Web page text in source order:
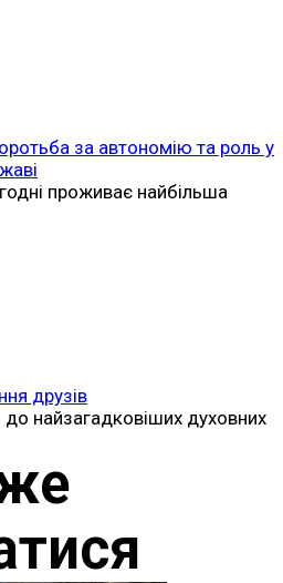
за автономію та роль у
проживає найбільша
друзів
до найзагадковіших духовних